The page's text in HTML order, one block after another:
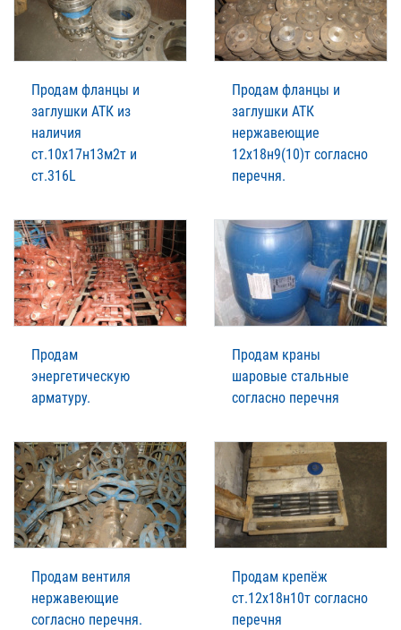
Продам фланцы и
заглушки АТК из
наличия
ст.10х17н13м2т и
ст.316L
Продам фланцы и
заглушки АТК
нержавеющие
12х18н9(10)т согласно
перечня.
Продам
энергетическую
арматуру.
Продам краны
шаровые стальные
согласно перечня
Продам вентиля
нержавеющие
согласно перечня.
Продам крепёж
ст.12х18н10т согласно
перечня